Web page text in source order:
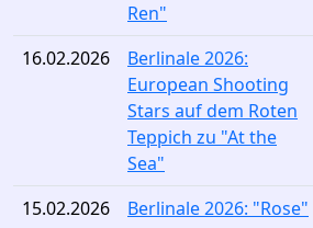
Ren"
16.02.2026
Berlinale 2026:
European Shooting
Stars auf dem Roten
Teppich zu "At the
Sea"
15.02.2026 Berlinale 2026: "Rose"